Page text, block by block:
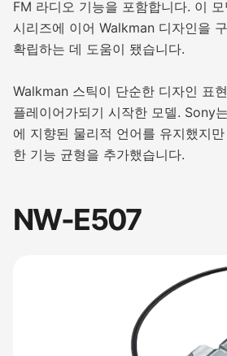
FM 라디오 기능을 포함합니다. 이
시리즈에 이어 Walkman 디자인을
확립하는 데 도움이 됐습니다.
Walkman 스틱이 단순한 디자인 표
플레이어가되기 시작한 모델. Sony
에 지향된 물리적 언어를 유지했지
한 기능 균형을 추가했습니다.
NW-E507